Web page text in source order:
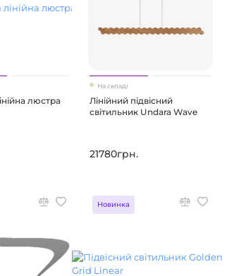
люстра
На складі
Лінійний підвісний
світильник Undara Wave
21780грн.
Новинка